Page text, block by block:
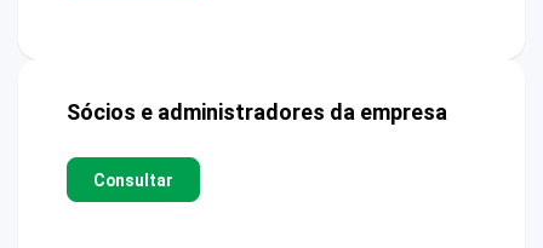
Sócios e administradores da empresa
Consultar